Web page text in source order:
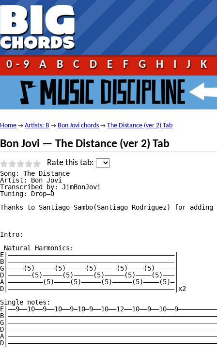
0-9 A B C D E F G H I J K
Home → Artists: B → Bon Jovi chords → The Distance (ver 2) Tab
Bon Jovi — The Distance (ver 2) Tab
Rate this tab:
Song: The Distance
Artist: Bon Jovi
Transcribed by: JimBonJovi
Tuning: Drop—D
Thanks to Santiago—Sambo(Santiago Rodriguez) for
Intro:
Natural Harmonics:
E|———————————————————————————————————————————|
B|———————————————————————————————————————————|
G|————(5)—————(5)—————(5)—————(5)————(5)—————|
D|——————(5)—————(5)—————(5)—————(5)————(5)———|
A|—————————(5)————(5)—————(5)—————(5)————(5)—|
D|———————————————————————————————————————————|x2
Single notes: